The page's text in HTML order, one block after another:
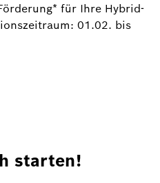
für Ihre Hybrid-
01.02. bis
starten!